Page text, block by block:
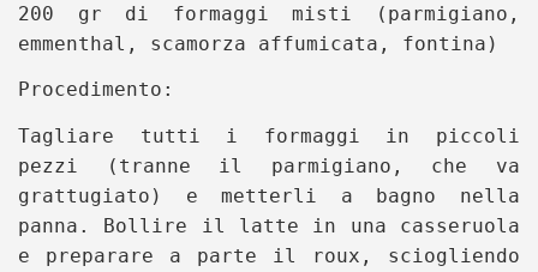
200 gr di formaggi misti (parmigiano,
emmenthal, scamorza affumicata, fontina)
Procedimento:
Tagliare tutti i formaggi in piccoli
pezzi (tranne il parmigiano, che va
grattugiato) e metterli a bagno nella
panna. Bollire il latte in una casseruola
e preparare a parte il roux, sciogliendo